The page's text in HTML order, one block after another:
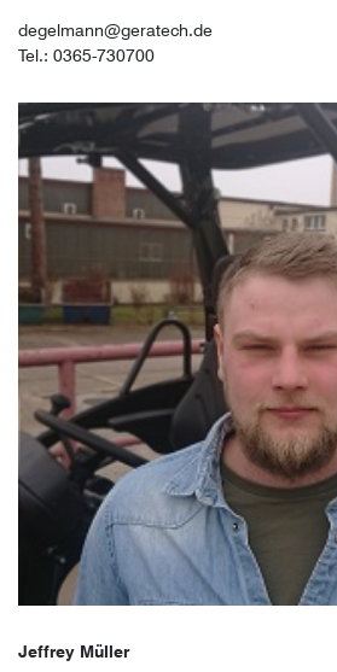
degelmann@geratech.de
Tel.: 0365-730700
Jeffrey Müller